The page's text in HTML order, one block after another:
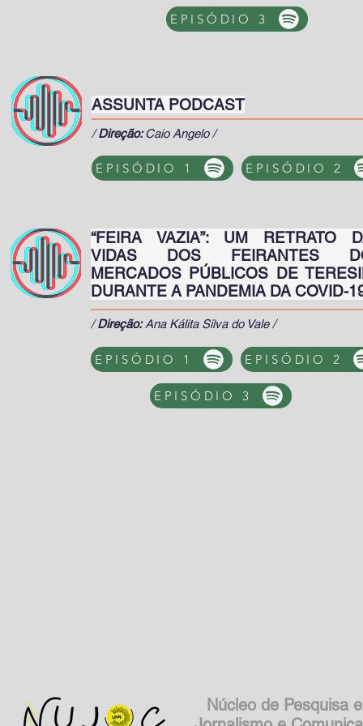
EPISÓDIO 3
ASSUNTA PODCAST
/Direção:Caio Angelo /
EPISÓDIO 1 EPISÓDIO 2
“FEIRA VAZIA”: UM RETRATO
VIDAS DOS FEIRANTES
MERCADOS PÚBLICOS DE
DURANTE A PANDEMIA DA
/Direção:Ana Kálita Silva do Vale /
EPISÓDIO 1 EPISÓDIO 2
EPISÓDIO 3
Núcleo de Pesquisa